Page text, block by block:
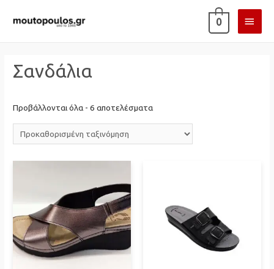
0
Σανδάλια
Προβάλλονται όλα - 6 αποτελέσματα